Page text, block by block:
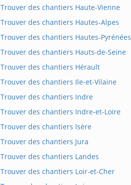
Trouver des chantiers Haute-Vienne
Trouver des chantiers Hautes-Alpes
Trouver des chantiers Hautes-Pyrénées
Trouver des chantiers Hauts-de-Seine
Trouver des chantiers Hérault
Trouver des chantiers Ile-et-Vilaine
Trouver des chantiers Indre
Trouver des chantiers Indre-et-Loire
Trouver des chantiers Isère
Trouver des chantiers Jura
Trouver des chantiers Landes
Trouver des chantiers Loir-et-Cher